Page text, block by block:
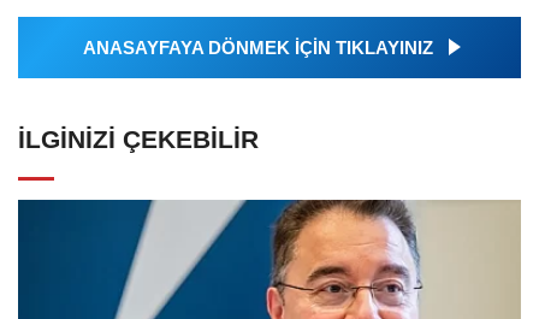
ANASAYFAYA DÖNMEK İÇİN TIKLAYINIZ
İLGINIZI ÇEKEBILIR